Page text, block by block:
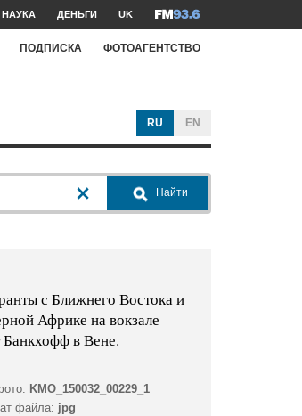
НАУКА ДЕНЬГИ UK
ПОДПИСКА ФОТОАГЕНТСТВО
RU EN
Найти
с Ближнего Востока и
Африке на вокзале
Банкхофф в Вене.
KMO_150032_00229_1
файла: jpg